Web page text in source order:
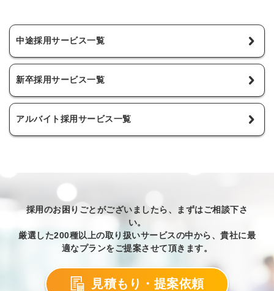
中途採用サービス一覧
新卒採用サービス一覧
アルバイト採用サービス一覧
採用のお困りごとがございましたら、まずはご相談下さ
い。
厳選した200種以上の取り扱いサービスの中から、貴社に最
適なプランをご提案させて頂きます。
見積もり・提案依頼